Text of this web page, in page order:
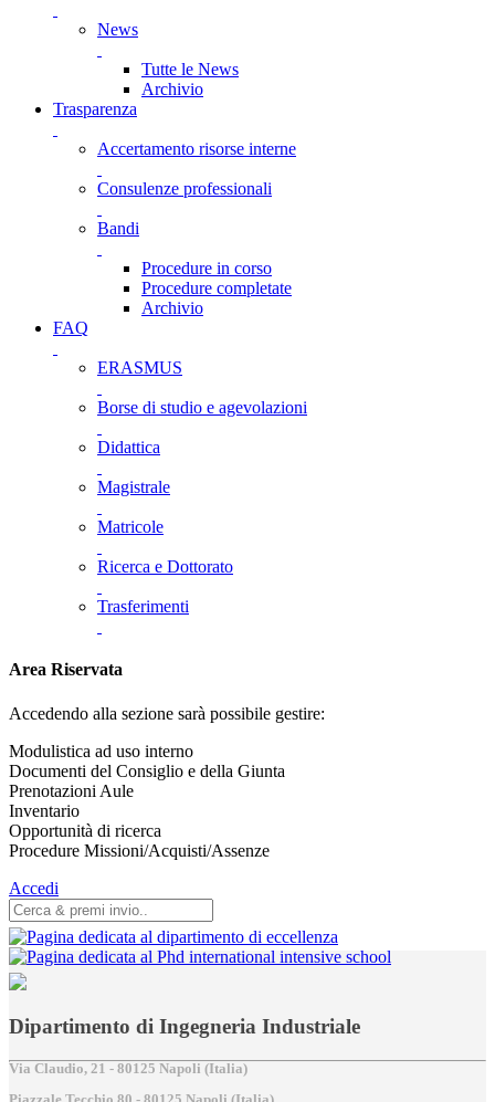
News
Tutte le News
Archivio
Trasparenza
Accertamento risorse interne
Consulenze professionali
Bandi
Procedure in corso
Procedure completate
Archivio
FAQ
ERASMUS
Borse di studio e agevolazioni
Didattica
Magistrale
Matricole
Ricerca e Dottorato
Trasferimenti
Area Riservata
Accedendo alla sezione sarà possibile gestire:
Modulistica ad uso interno
Documenti del Consiglio e della Giunta
Prenotazioni Aule
Inventario
Opportunità di ricerca
Procedure Missioni/Acquisti/Assenze
Accedi
Dipartimento di Ingegneria Industriale
Via Claudio, 21 - 80125 Napoli (Italia)